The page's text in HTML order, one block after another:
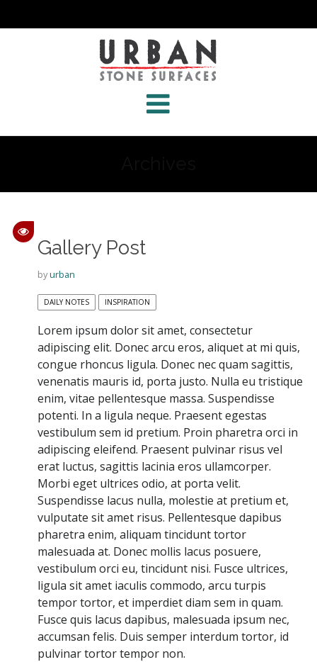
Gallery Post
byurban
DAILY NOTES INSPIRATION
Lorem ipsum dolor sit amet, consectetur
adipiscing elit. Donec arcu eros, aliquet at mi quis,
congue rhoncus ligula. Donec nec quam sagittis,
venenatis mauris id, porta justo. Nulla eu tristique
enim, vitae pellentesque massa. Suspendisse
potenti. In a ligula neque. Praesent egestas
vestibulum sem id pretium. Proin pharetra orci in
adipiscing eleifend. Praesent pulvinar risus vel
erat luctus, sagittis lacinia eros ullamcorper.
Morbi eget ultrices odio, at porta velit.
Suspendisse lacus nulla, molestie at pretium et,
vulputate sit amet risus. Pellentesque dapibus
pharetra enim, aliquam tincidunt tortor
malesuada at. Donec mollis lacus posuere,
vestibulum orci eu, tincidunt nisi. Fusce ultrices,
ligula sit amet iaculis commodo, arcu turpis
tempor tortor, et imperdiet diam sem in quam.
Fusce quis lacus dapibus, malesuada ipsum nec,
accumsan felis. Duis semper interdum tortor, id
pulvinar tortor tempor non.